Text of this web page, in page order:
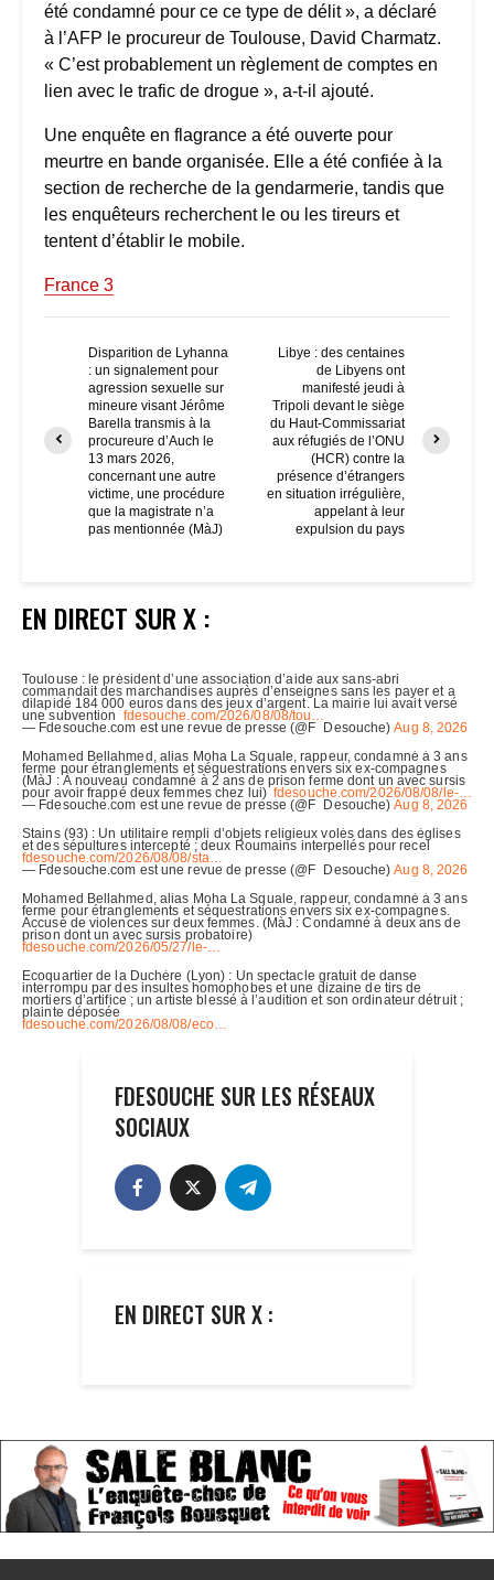
été condamné pour ce ce type de délit », a déclaré
à l’AFP le procureur de Toulouse, David Charmatz.
« C’est probablement un règlement de comptes en
lien avec le trafic de drogue », a-t-il ajouté.
Une enquête en flagrance a été ouverte pour
meurtre en bande organisée. Elle a été confiée à la
section de recherche de la gendarmerie, tandis que
les enquêteurs recherchent le ou les tireurs et
tentent d’établir le mobile.
France 3
Disparition de Lyhanna
: un signalement pour
agression sexuelle sur
mineure visant Jérôme
Barella transmis à la
procureure d’Auch le
13 mars 2026,
concernant une autre
victime, une procédure
que la magistrate n’a
pas mentionnée (MàJ)
Libye : des centaines
de Libyens ont
manifesté jeudi à
Tripoli devant le siège
du Haut-Commissariat
aux réfugiés de l’ONU
(HCR) contre la
présence d’étrangers
en situation irrégulière,
appelant à leur
expulsion du pays
EN DIRECT SUR X :
FDESOUCHE SUR LES RÉSEAUX
SOCIAUX
EN DIRECT SUR X :